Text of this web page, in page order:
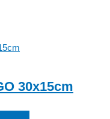
30x15cm